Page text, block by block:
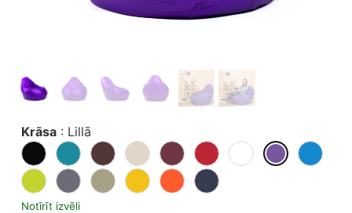
Krāsa : Lillā
Notīrīt izvēli